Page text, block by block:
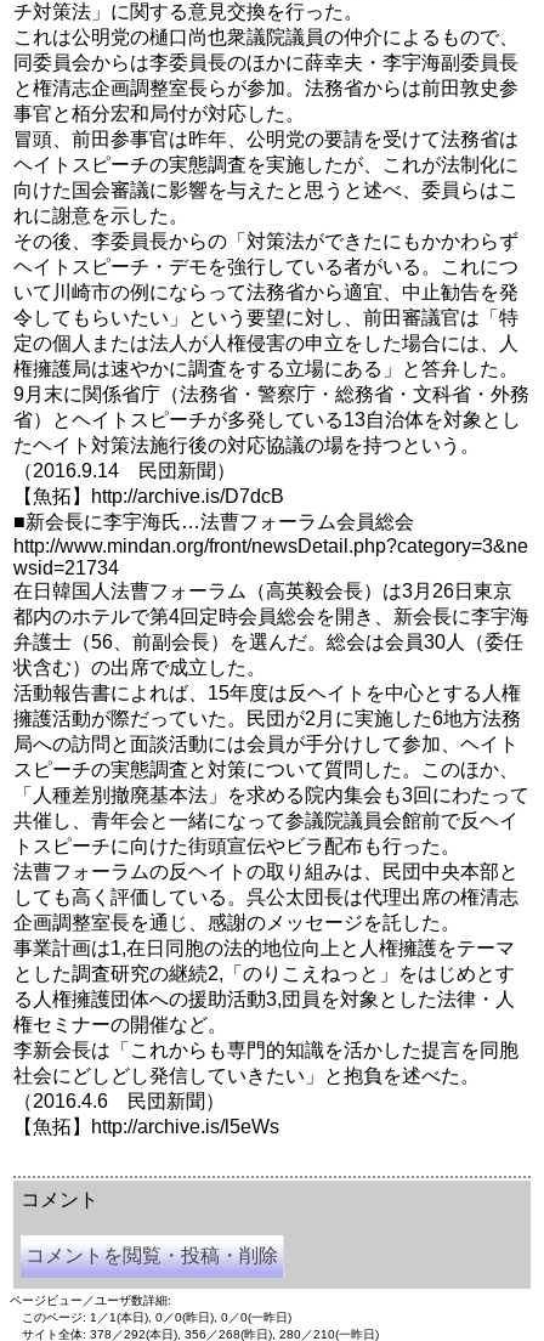
チ対策法」に関する意見交換を行った。
これは公明党の樋口尚也衆議院議員の仲介によるもので、
同委員会からは李委員長のほかに薛幸夫・李宇海副委員長
と権清志企画調整室長らが参加。法務省からは前田敦史参
事官と栢分宏和局付が対応した。
冒頭、前田参事官は昨年、公明党の要請を受けて法務省は
ヘイトスピーチの実態調査を実施したが、これが法制化に
向けた国会審議に影響を与えたと思うと述べ、委員らはこ
れに謝意を示した。
その後、李委員長からの「対策法ができたにもかかわらず
ヘイトスピーチ・デモを強行している者がいる。これにつ
いて川崎市の例にならって法務省から適宜、中止勧告を発
令してもらいたい」という要望に対し、前田審議官は「特
定の個人または法人が人権侵害の申立をした場合には、人
権擁護局は速やかに調査をする立場にある」と答弁した。
9月末に関係省庁（法務省・警察庁・総務省・文科省・外務
省）とヘイトスピーチが多発している13自治体を対象とし
たヘイト対策法施行後の対応協議の場を持つという。
（2016.9.14 民団新聞）
【魚拓】http://archive.is/D7dcB
■新会長に李宇海氏…法曹フォーラム会員総会
http://www.mindan.org/front/newsDetail.php?category=3&ne
wsid=21734
在日韓国人法曹フォーラム（高英毅会長）は3月26日東京
都内のホテルで第4回定時会員総会を開き、新会長に李宇海
弁護士（56、前副会長）を選んだ。総会は会員30人（委任
状含む）の出席で成立した。
活動報告書によれば、15年度は反ヘイトを中心とする人権
擁護活動が際だっていた。民団が2月に実施した6地方法務
局への訪問と面談活動には会員が手分けして参加、ヘイト
スピーチの実態調査と対策について質問した。このほか、
「人種差別撤廃基本法」を求める院内集会も3回にわたって
共催し、青年会と一緒になって参議院議員会館前で反ヘイ
トスピーチに向けた街頭宣伝やビラ配布も行った。
法曹フォーラムの反ヘイトの取り組みは、民団中央本部と
しても高く評価している。呉公太団長は代理出席の権清志
企画調整室長を通じ、感謝のメッセージを託した。
事業計画は1,在日同胞の法的地位向上と人権擁護をテーマ
とした調査研究の継続2,「のりこえねっと」をはじめとす
る人権擁護団体への援助活動3,団員を対象とした法律・人
権セミナーの開催など。
李新会長は「これからも専門的知識を活かした提言を同胞
社会にどしどし発信していきたい」と抱負を述べた。
（2016.4.6 民団新聞）
【魚拓】http://archive.is/l5eWs
コメント
コメントを閲覧・投稿・削除
ページビュー／ユーザ数詳細:
このページ: 1／1(本日), 0／0(昨日), 0／0(一昨日)
サイト全体: 378／292(本日), 356／268(昨日), 280／210(一昨日)